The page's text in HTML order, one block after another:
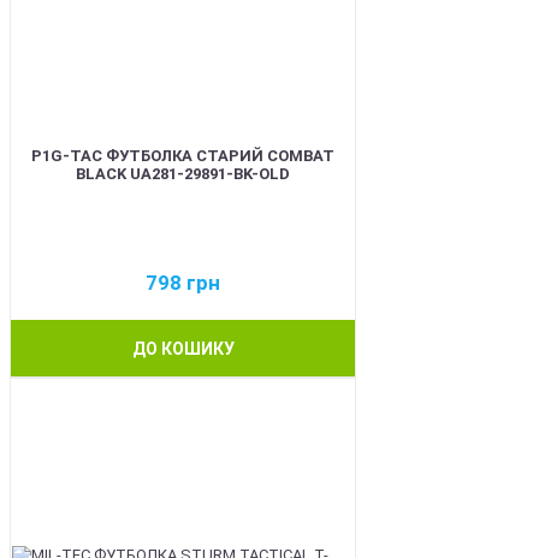
P1G-TAC ФУТБОЛКА СТАРИЙ COMBAT
BLACK UA281-29891-BK-OLD
798 грн
ДО КОШИКУ